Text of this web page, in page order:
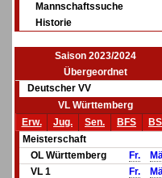
Mannschaftssuche
Historie
Saison 2023/2024
Übergeordnet
Deutscher VV
VL Württemberg
Erw.
Jug. Sen. BFS
Meisterschaft
OL Württemberg
Fr.
VL 1
Fr.